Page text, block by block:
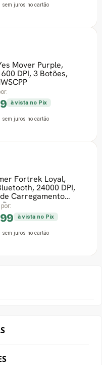
juros no cartão
Mover Purple,
DPI, 3 Botões,
à vista no Pix
juros no cartão
Fortrek Loyal,
24000 DPI,
Carregamento
à vista no Pix
juros no cartão